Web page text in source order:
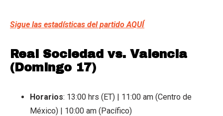
Sigue las estadísticas del partido AQUÍ
Real Sociedad vs. Valencia
(Domingo 17)
Horarios: 13:00 hrs (ET) | 11:00 am (Centro de
México) | 10:00 am (Pacífico)